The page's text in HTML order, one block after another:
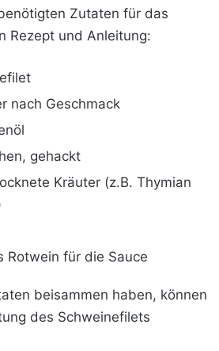
Zutaten für das
Rezept und Anleitung:
nach Geschmack
gehackt
Kräuter (z.B. Thymian
Rotwein für die Sauce
beisammen haben, können
des Schweinefilets